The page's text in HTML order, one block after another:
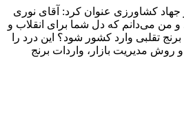
کشاورزی عنوان کرد: آقای نوری
و من می‌دانم که دل شما برای انقلاب و
تقلبی وارد کشور شود؟ این درد را
روش مدیریت بازار، واردات برنج